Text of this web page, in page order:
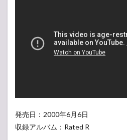
発売日：2000年6月6日
収録アルバム：Rated R